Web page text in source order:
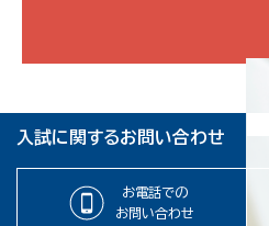
入試に関するお問い合わせ
お電話での
お問い合わせ